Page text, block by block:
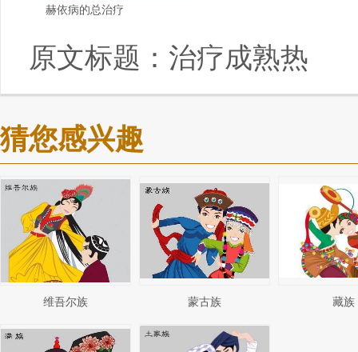
赫依病的总治疗
原文标题： 治疗成熟热
猜您感兴趣
维吾尔族 蒙古族 藏族